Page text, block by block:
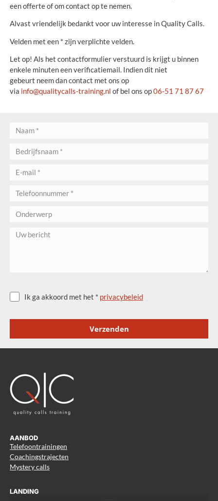
een offerte of om contact op te nemen.
Alvast vriendelijk bedankt voor uw interesse in Quality Calls.
Velden met een * zijn verplichte velden.
Let op! Als het contactformulier verstuurd is krijgt u binnen
enkele minuten een verificatiemail. Indien dit niet
gebeurt neem dan contact met ons op
via info@qualitycalls-training.nl of bel ons op06-51 71 87 67
Ik ga akkoord met het * privacybeleid
Verzenden
AANBOD
Telefoontrainingen
Coachingstrajecten
Mystery calls
LANDING